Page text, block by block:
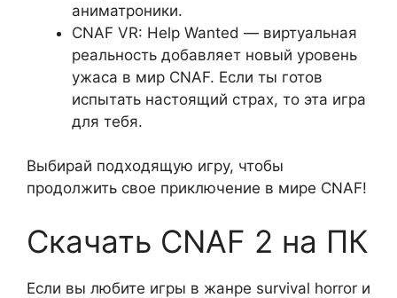
аниматроники.
CNAF VR: Help Wanted — виртуальная
реальность добавляет новый уровень
ужаса в мир CNAF. Если ты готов
испытать настоящий страх, то эта игра
для тебя.
Выбирай подходящую игру, чтобы
продолжить свое приключение в мире CNAF!
Скачать CNAF 2 на ПК
Если вы любите игры в жанре survival horror и